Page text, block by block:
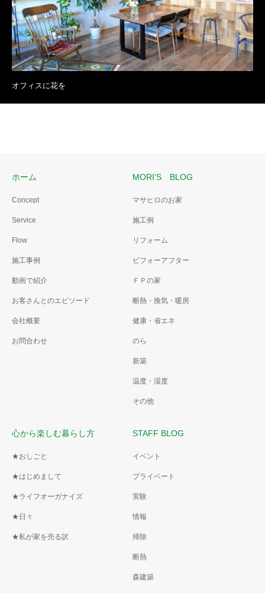
オフィスに花を
ホーム
Concept
Service
Flow
施工事例
動画で紹介
お客さんとのエピソード
会社概要
お問合わせ
MORI’S BLOG
マサヒロのお家
施工例
リフォーム
ビフォーアフター
ＦＰの家
断熱・換気・暖房
健康・省エネ
のら
新築
温度・湿度
その他
心から楽しむ暮らし方
★おしごと
★はじめまして
★ライフオーガナイズ
★日々
★私が家を売る訳
STAFF BLOG
イベント
プライベート
実験
情報
掃除
断熱
森建築